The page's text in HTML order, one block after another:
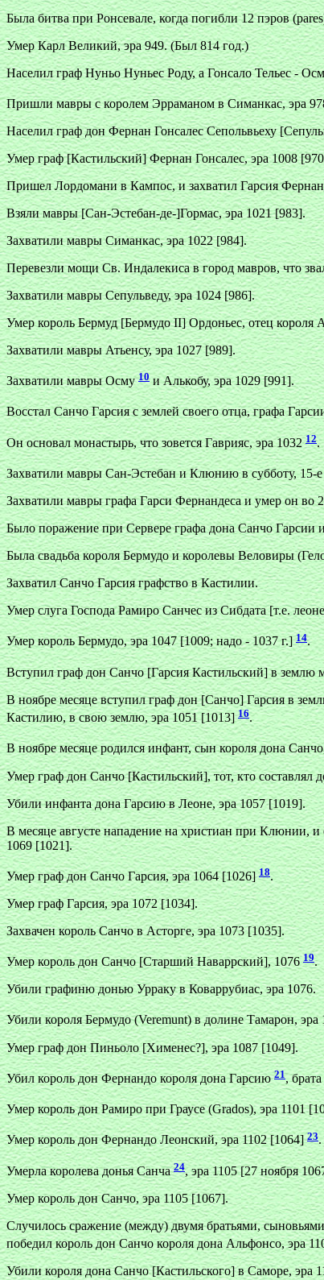
Была битва при Ронсевале, когда погибли 12 пэров
Умер Карл Великий, эра 949. (Был 814 год.)
Населил граф Нуньо Нуньес Роду, а Гонсало Тельес -
Пришли мавры с королем Эрраманом в Симанкас, эра
Населил граф дон Фернан Гонсалес Сепольвьеху
Умер граф [Кастильский] Фернан Гонсалес, эра 1008
Пришел Лордомани в Кампос, и захватил Гарсия
Взяли мавры [Сан-Эстебан-де-]Гормас, эра 1021 [983].
Захватили мавры Симанкас, эра 1022 [984].
Перевезли мощи Св. Индалекиса в город мавров, что
Захватили мавры Сепульведу, эра 1024 [986].
Умер король Бермуд [Бермудо II] Ордоньес, отец короля
Захватили мавры Атьенсу, эра 1027 [989].
Захватили мавры Осму10и Алькобу, эра 1029 [991].
Восстал Санчо Гарсия с землей своего отца, графа
Он основал монастырь, что зовется Гаврияс, эра 103212.
Захватили мавры Сан-Эстебан и Клюнию в субботу, 15-
Захватили мавры графа Гарси Фернандеса и умер он во
Было поражение при Сервере графа дона Санчо Гарсии
Была свадьба короля Бермудо и королевы Веловиры
Захватил Санчо Гарсия графство в Кастилии.
Умер слуга Господа Рамиро Санчес из Сибдата [т.е.
Умер король Бермудо, эра 1047 [1009; надо - 1037 г.]14.
Вступил граф дон Санчо [Гарсия Кастильский] в землю
В ноябре месяце вступил граф дон [Санчо] Гарсия в
Кастилию, в свою землю, эра 1051 [1013]16.
В ноябре месяце родился инфант, сын короля дона
Умер граф дон Санчо [Кастильский], тот, кто составлял
Убили инфанта дона Гарсию в Леоне, эра 1057 [1019].
В месяце августе нападение на христиан при Клюнии,
1069 [1021].
Умер граф дон Санчо Гарсия, эра 1064 [1026]18.
Умер граф Гарсия, эра 1072 [1034].
Захвачен король Санчо в Асторге, эра 1073 [1035].
Умер король дон Санчо [Старший Наваррский], 107619.
Убили графиню донью Урраку в Коваррубиас, эра 1076.
Убили короля Бермудо (Veremunt) в долине Тамарон,
Умер граф дон Пиньоло [Хименес?], эра 1087 [1049].
Убил король дон Фернандо короля дона Гарсию21,
Умер король дон Рамиро при Граусе (Grados), эра 1101
Умер король дон Фернандо Леонский, эра 1102 [1064]23.
Умерла королева донья Санча24, эра 1105 [27 ноября
Умер король дон Санчо, эра 1105 [1067].
Случилось сражение (между) двумя братьями,
победил король дон Санчо короля дона Альфонсо, эра
Убили короля дона Санчо [Кастильского] в Саморе, эра